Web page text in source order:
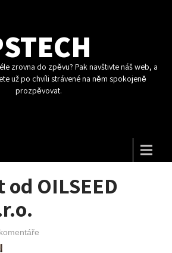
zrovna do zpěvu? Pak navštivte náš web, a
už po chvíli strávené na něm spokojeně
prozpěvovat.
OILSEED